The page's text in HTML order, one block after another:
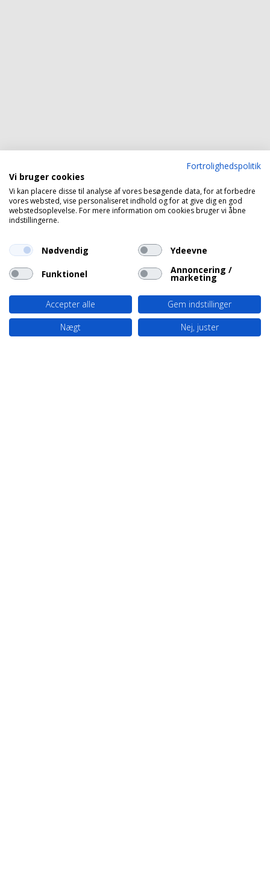
Fortrolighedspolitik
Vi bruger cookies
Vi kan placere disse til analyse af vores besøgende data, for at forbedre
vores websted, vise personaliseret indhold og for at give dig en god
webstedsoplevelse. For mere information om cookies bruger vi åbne
indstillingerne.
Nødvendig Ydeevne
Funktionel Annoncering /
marketing
Accepter alle
Gem indstillinger
Nægt
Nej, juster